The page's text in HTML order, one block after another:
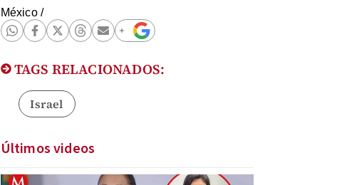
México/
TAGS RELACIONADOS:
Israel
Últimos videos